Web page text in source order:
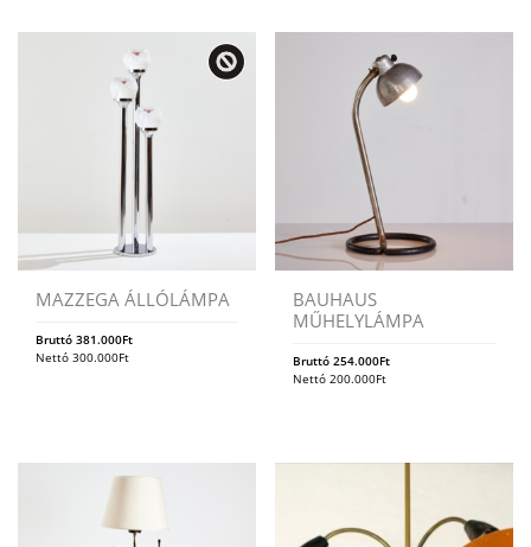
MAZZEGA ÁLLÓLÁMPA
Bruttó 381.000Ft
Nettó 300.000Ft
BAUHAUS
MŰHELYLÁMPA
Bruttó254.000Ft
Nettó200.000Ft